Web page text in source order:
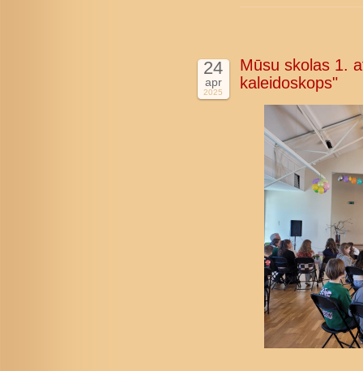
24
apr
2025
Mūsu skolas 1.
kaleidoskops"